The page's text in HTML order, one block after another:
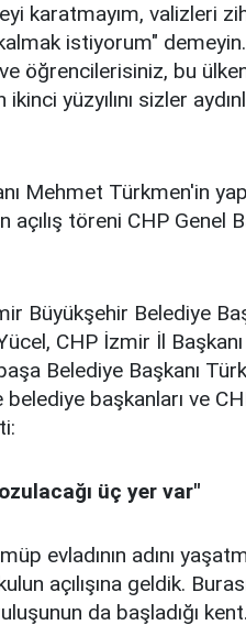
karatmayım, valizleri
istiyorum"
öğrencilerisiniz, bu
yüzyılını sizler
Mehmet Türkmen'in
töreni CHP Genel
Büyükşehir Belediye
CHP İzmir İl
Belediye Başkanı
belediye başkanları ve
üç yer var"
evladının adını
açılışına geldik.
da başladığı